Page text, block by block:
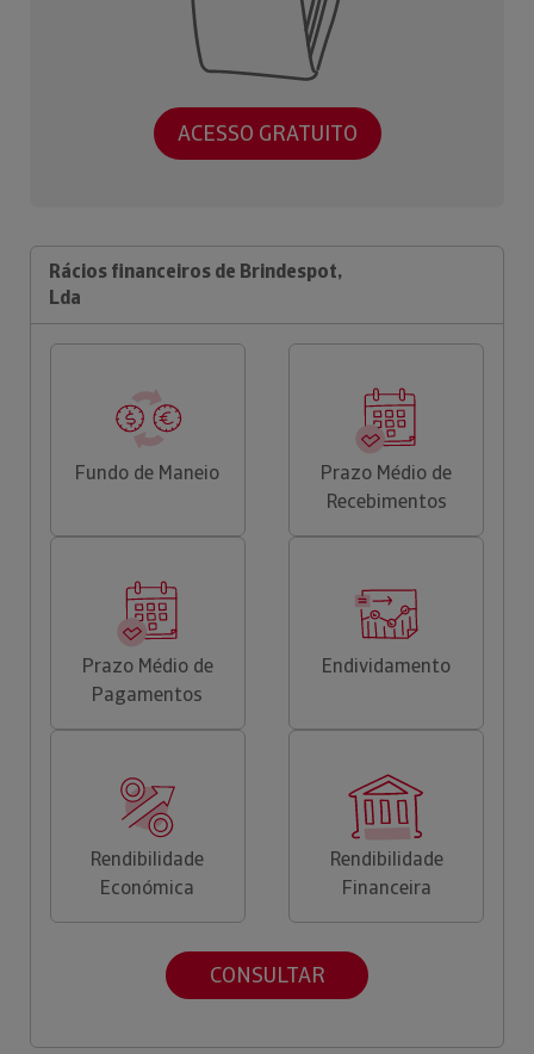
ACESSO GRATUITO
Rácios financeiros de Brindespot,
Lda
Fundo de Maneio
Prazo Médio de
Recebimentos
Prazo Médio de
Pagamentos
Endividamento
Rendibilidade
Económica
Rendibilidade
Financeira
CONSULTAR